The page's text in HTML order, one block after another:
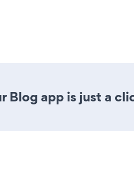
Blog app is just a